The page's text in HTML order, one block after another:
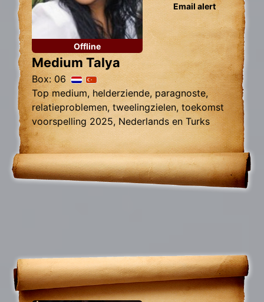
Offline
Email alert
Medium Talya
Box: 06
Top medium, helderziende, paragnoste,
relatieproblemen, tweelingzielen, toekomst
voorspelling 2025, Nederlands en Turks
sprekend.